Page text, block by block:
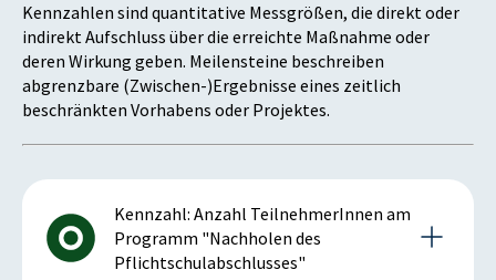
Kennzahlen sind quantitative Messgrößen, die direkt oder
indirekt Aufschluss über die erreichte Maßnahme oder
deren Wirkung geben. Meilensteine beschreiben
abgrenzbare (Zwischen-)Ergebnisse eines zeitlich
beschränkten Vorhabens oder Projektes.
Kennzahl: Anzahl TeilnehmerInnen am
Programm "Nachholen des
Pflichtschulabschlusses"